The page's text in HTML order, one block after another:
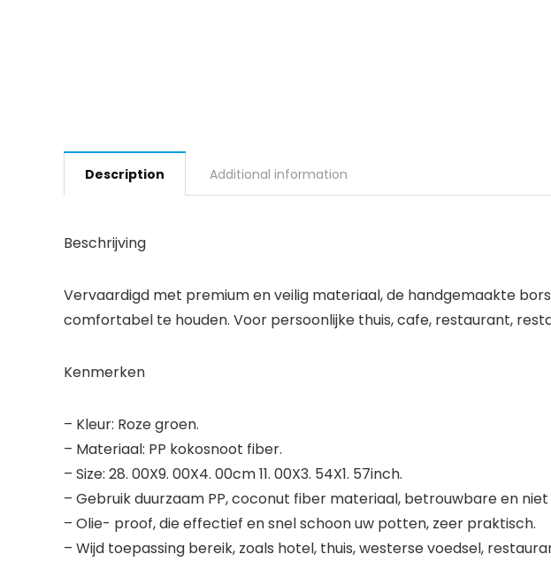
Description Additional information
Beschrijving
Vervaardigd met premium en veilig materiaal, de handgemaakte
comfortabel te houden. Voor persoonlijke thuis, cafe, restaurant,
Kenmerken
– Kleur: Roze groen.
– Materiaal: PP kokosnoot fiber.
– Size: 28. 00X9. 00X4. 00cm 11. 00X3. 54X1. 57inch.
– Gebruik duurzaam PP, coconut fiber materiaal, betrouwbare en
– Olie- proof, die effectief en snel schoon uw potten, zeer praktisch.
– Wijd toepassing bereik, zoals hotel, thuis, westerse voedsel,